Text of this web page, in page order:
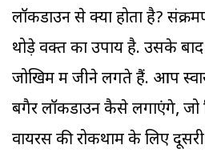
लॉकडाउन से क्या होता है?
थोड़े वक्त का उपाय है. उसके
जोखिम में जीने लगते हैं. आप
बगैर लॉकडाउन कैसे लगाएंगे, जो
वायरस की रोकथाम के लिए